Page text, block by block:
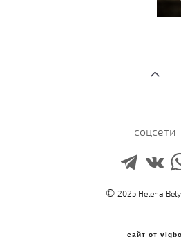
соцсети
© 2025 Helena
сайт от vigbo